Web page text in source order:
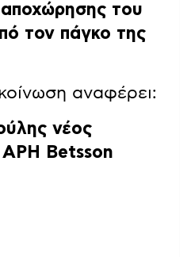
του
τον πάγκο της
αναφέρει:
νέος
ΑΡΗ Betsson